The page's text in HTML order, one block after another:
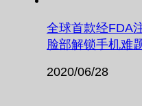
全球首款经FDA
脸部解锁手机难
2020/06/28